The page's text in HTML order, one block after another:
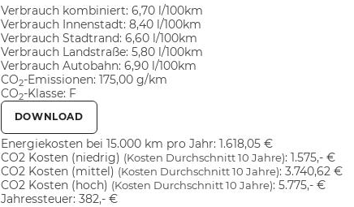
Verbrauch kombiniert: 6,70 l/100km
Verbrauch Innenstadt: 8,40 l/100km
Verbrauch Stadtrand: 6,60 l/100km
Verbrauch Landstraße: 5,80 l/100km
Verbrauch Autobahn: 6,90 l/100km
CO2-Emissionen: 175,00 g/km
CO2-Klasse: F
DOWNLOAD
Energiekosten bei 15.000 km pro Jahr: 1.618,05 €
CO2 Kosten (niedrig) (Kosten Durchschnitt 10 Jahre): 1.575,- €
CO2 Kosten (mittel) (Kosten Durchschnitt 10 Jahre): 3.740,62 €
CO2 Kosten (hoch) (Kosten Durchschnitt 10 Jahre): 5.775,- €
Jahressteuer: 382,- €